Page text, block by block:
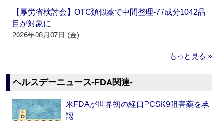
【厚労省検討会】OTC類似薬で中間整理‐77成分1042品
目が対象に
2026年08月07日 (金)
もっと見る »
ヘルスデーニュース‐FDA関連‐
米FDAが世界初の経口PCSK9阻害薬を承
認